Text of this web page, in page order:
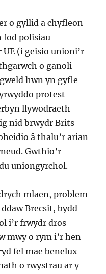
o gyllid a chyfleon
fod polisiau
(i geisio unioni’r
o ganoli
hwn yn gyfle
protest
llywodraeth
nid brwydr Brits –
â thalu’r arian
Gwthio’r
uniongyrchol.
mlaen, problem
Brecsit, bydd
i’r frwydr dros
mwy o rym i’r hen
fel mae benelux
o rwystrau ar y